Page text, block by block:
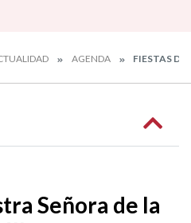
AGENDA FIESTAS DE
Señora de la